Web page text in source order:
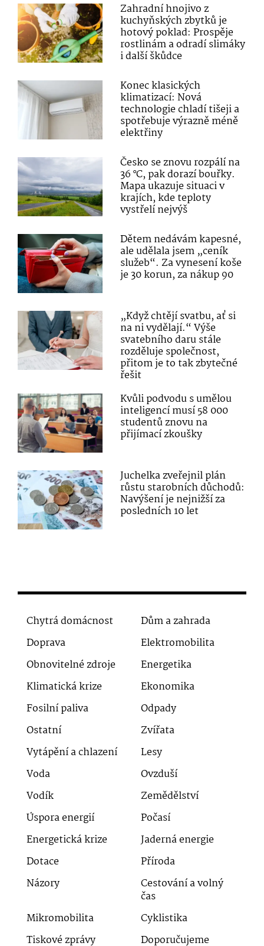
Zahradní hnojivo z
kuchyňských zbytků je
hotový poklad: Prospěje
rostlinám a odradí slimáky
i další škůdce
Konec klasických
klimatizací: Nová
technologie chladí tišeji a
spotřebuje výrazně méně
elektřiny
Česko se znovu rozpálí na
36 °C, pak dorazí bouřky.
Mapa ukazuje situaci v
krajích, kde teploty
vystřelí nejvýš
Dětem nedávám kapesné,
ale udělala jsem „ceník
služeb“. Za vynesení koše
je 30 korun, za nákup 90
„Když chtějí svatbu, ať si
na ni vydělají.“ Výše
svatebního daru stále
rozděluje společnost,
přitom je to tak zbytečné
řešit
Kvůli podvodu s umělou
inteligencí musí 58 000
studentů znovu na
přijímací zkoušky
Juchelka zveřejnil plán
růstu starobních důchodů:
Navýšení je nejnižší za
posledních 10 let
Chytrá domácnost
Dům a zahrada
Doprava
Elektromobilita
Obnovitelné zdroje
Energetika
Klimatická krize
Ekonomika
Fosilní paliva
Odpady
Ostatní
Zvířata
Vytápění a chlazení
Lesy
Voda
Ovzduší
Vodík
Zemědělství
Úspora energií
Počasí
Energetická krize
Jaderná energie
Dotace
Příroda
Názory
Cestování a volný
čas
Mikromobilita
Cyklistika
Tiskové zprávy
Doporučujeme